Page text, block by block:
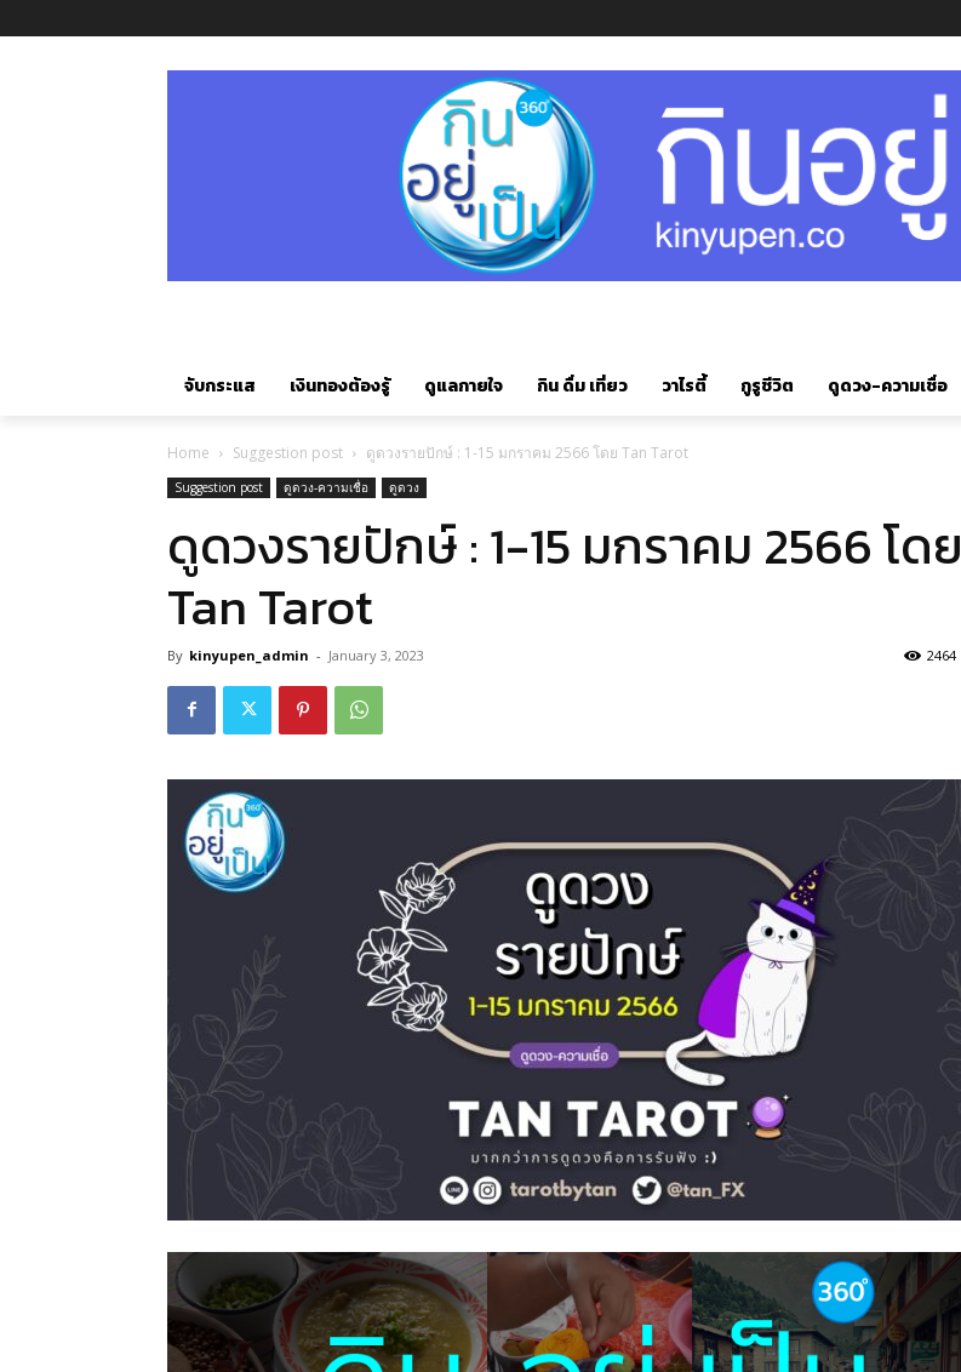
จับกระแส เงินทองต้องรู้ ดูแลกายใจ กิน ดื่ม เที่ยว วาไรตี้ กูรูชีวิต ดูดวง-ความเชื่อ
Home Suggestion post ดูดวงรายปักษ์ : 1-15 มกราคม 2566 โดย Tan Tarot
Suggestion post ดูดวง-ความเชื่อ ดูดวง
ดูดวงรายปักษ์ : 1-15 มกราคม 2566 โดย
Tan Tarot
By kinyupen_admin - January 3, 2023 2464